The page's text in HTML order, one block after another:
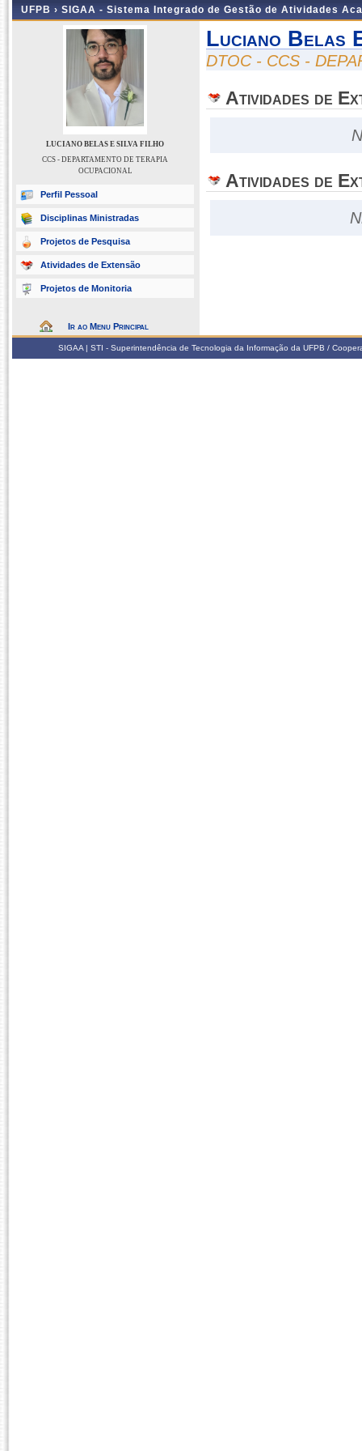
UFPB › SIGAA - Sistema Integrado de Gestão de Atividades
LUCIANO BELAS E SILVA FILHO
CCS - DEPARTAMENTO DE TERAPIA
OCUPACIONAL
Perfil Pessoal
Disciplinas Ministradas
Projetos de Pesquisa
Atividades de Extensão
Projetos de Monitoria
Ir ao Menu Principal
Luciano Belas
DTOC - CCS -
Atividades de
Atividades de
SIGAA | STI - Superintendência de Tecnologia da Informação da UFPB /